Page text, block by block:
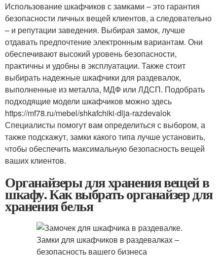
Использование шкафчиков с замками – это гарантия
безопасности личных вещей клиентов, а следовательно
– и репутации заведения. Выбирая замок, лучше
отдавать предпочтение электронным вариантам. Они
обеспечивают высокий уровень безопасности,
практичны и удобны в эксплуатации. Также стоит
выбирать надежные шкафчики для раздевалок,
выполненные из металла, МДФ или ЛДСП. Подобрать
подходящие модели шкафчиков можно здесь
https://mf78.ru/mebel/shkafchiki-dlja-razdevalok
Специалисты помогут вам определиться с выбором, а
также подскажут, замки какого типа лучше установить,
чтобы обеспечить максимальную безопасность вещей
ваших клиентов.
Органайзеры для хранения вещей в
шкафу. Как выбрать органайзер для
хранения белья